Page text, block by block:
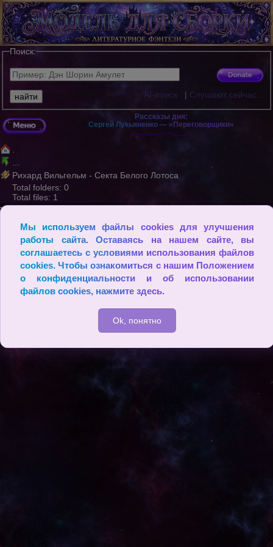
Мы используем файлы cookies для улучшения
работы сайта. Оставаясь на нашем сайте, вы
соглашаетесь с условиями использования файлов
cookies. Чтобы ознакомиться с нашим Положением
о конфиденциальности и об использовании
файлов cookies, нажмите здесь.
Ok, понятно
Поиск:
AI-поиск | Слушают сейчас...
Рассказы дня:
Сергей Лукьяненко — «Переговорщики»
Рихард Вильгельм - Секта Белого Лотоса
Total folders: 0
Total files: 1
ни тряпочной кукле, и она становится им очень-очень дорога, и,
если ее у них отнимут, дети плачут… (Антуан де Сент-Экзюп
2009 - 2026